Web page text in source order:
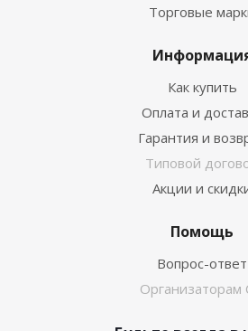
Торговые
Как купить
Оплата и
Гарантия и
Типовой
Акции и
Помощь
Вопрос-ответ
Организаторам